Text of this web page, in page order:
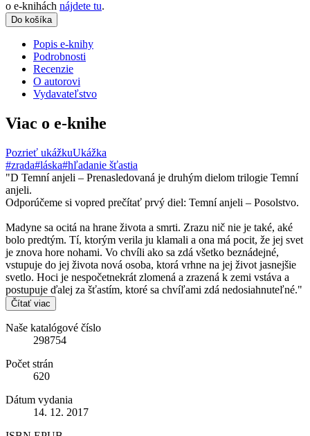
o e-knihách nájdete tu.
Do košíka
Popis e-knihy
Podrobnosti
Recenzie
O autorovi
Vydavateľstvo
Viac o e-knihe
Pozrieť ukážkuUkážka
#zrada#láska#hľadanie šťastia
"D Temní anjeli – Prenasledovaná je druhým dielom trilogie Temní
anjeli.
Odporúčeme si vopred prečítať prvý diel: Temní anjeli – Posolstvo.
Madyne sa ocitá na hrane života a smrti. Zrazu nič nie je také, aké
bolo predtým. Tí, ktorým verila ju klamali a ona má pocit, že jej svet
je znova hore nohami. Vo chvíli ako sa zdá všetko beznádejné,
vstupuje do jej života nová osoba, ktorá vrhne na jej život jasnejšie
svetlo. Hoci je nespočetnekrát zlomená a zrazená k zemi vstáva a
postupuje ďalej za šťastím, ktoré sa chvíľami zdá nedosiahnuteľné."
Čítať viac
Naše katalógové číslo
298754
Počet strán
620
Dátum vydania
14. 12. 2017